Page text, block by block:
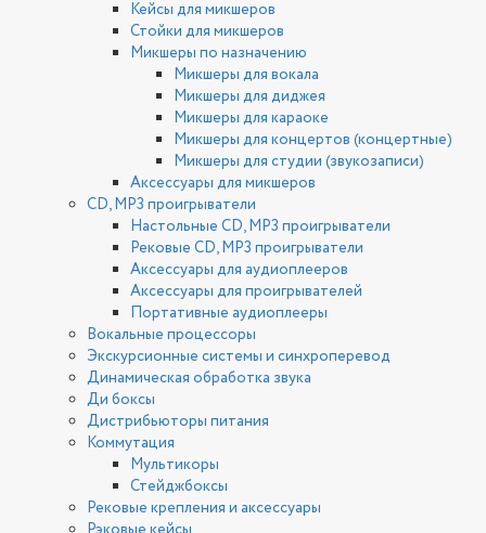
Кейсы для микшеров
Стойки для микшеров
Микшеры по назначению
Микшеры для вокала
Микшеры для диджея
Микшеры для караоке
Микшеры для концертов (концертные)
Микшеры для студии (звукозаписи)
Аксессуары для микшеров
CD, MP3 проигрыватели
Настольные CD, MP3 проигрыватели
Рековые CD, MP3 проигрыватели
Аксессуары для аудиоплееров
Аксессуары для проигрывателей
Портативные аудиоплееры
Вокальные процессоры
Экскурсионные системы и синхроперевод
Динамическая обработка звука
Ди боксы
Дистрибьюторы питания
Коммутация
Мультикоры
Стейджбоксы
Рековые крепления и аксессуары